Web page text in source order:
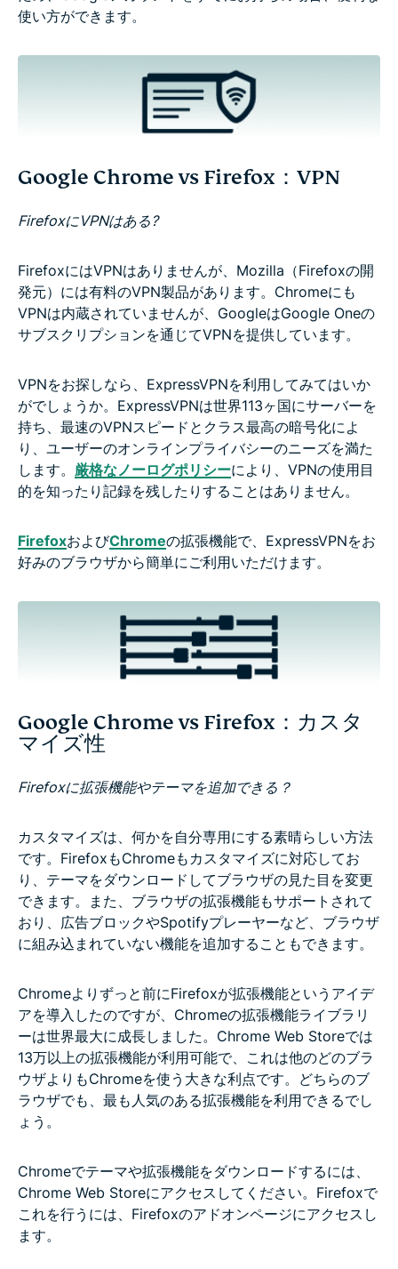
使い方ができます。
Google Chrome vs Firefox：VPN
FirefoxにVPNはある?
FirefoxにはVPNはありませんが、Mozilla（Firefoxの開
発元）には有料のVPN製品があります。Chromeにも
VPNは内蔵されていませんが、GoogleはGoogle Oneの
サブスクリプションを通じてVPNを提供しています。
VPNをお探しなら、ExpressVPNを利用してみてはいか
がでしょうか。ExpressVPNは世界113ヶ国にサーバーを
持ち、最速のVPNスピードとクラス最高の暗号化によ
り、ユーザーのオンラインプライバシーのニーズを満た
します。 厳格なノーログポリシーにより、VPNの使用目
的を知ったり記録を残したりすることはありません。
FirefoxおよびChromeの拡張機能で、ExpressVPNをお
好みのブラウザから簡単にご利用いただけます。
Google Chrome vs Firefox：カスタ
マイズ性
Firefoxに拡張機能やテーマを追加できる？
カスタマイズは、何かを自分専用にする素晴らしい方法
です。FirefoxもChromeもカスタマイズに対応してお
り、テーマをダウンロードしてブラウザの見た目を変更
できます。また、ブラウザの拡張機能もサポートされて
おり、広告ブロックやSpotifyプレーヤーなど、ブラウザ
に組み込まれていない機能を追加することもできます。
Chromeよりずっと前にFirefoxが拡張機能というアイデ
アを導入したのですが、Chromeの拡張機能ライブラリ
ーは世界最大に成長しました。Chrome Web Storeでは
13万以上の拡張機能が利用可能で、これは他のどのブラ
ウザよりもChromeを使う大きな利点です。どちらのブ
ラウザでも、最も人気のある拡張機能を利用できるでし
ょう。
Chromeでテーマや拡張機能をダウンロードするには、
Chrome Web Storeにアクセスしてください。Firefoxで
これを行うには、Firefoxのアドオンページにアクセスし
ます。